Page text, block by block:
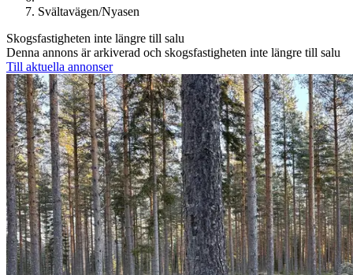
Svältavägen/Nyasen
Skogsfastigheten inte längre till salu
Denna annons är arkiverad och skogsfastigheten inte längre till salu
Till aktuella annonser